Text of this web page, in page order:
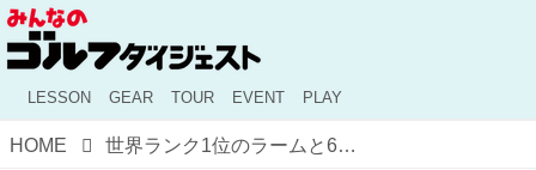
LESSON GEAR TOUR EVENT PLAY
HOME 世界ランク1位のラームと6位のデシャンボーが欠場で金メダルの行方は!? オリンピックゴルフのメダル候補を佐藤信人が予想した